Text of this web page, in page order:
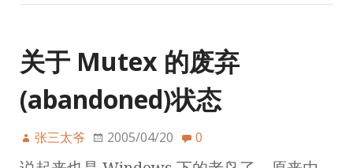
关于 Mutex 的废弃
(abandoned)状态
张三太爷 2005/04/20 0